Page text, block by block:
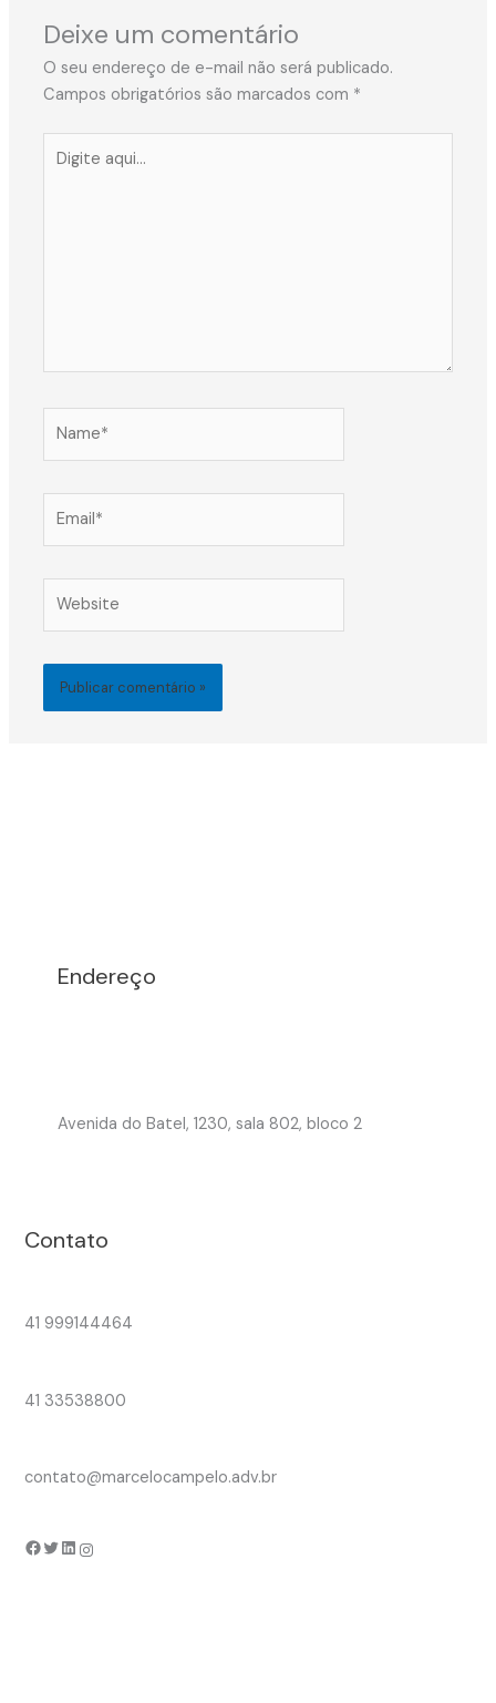
Deixe um comentário
O seu endereço de e-mail não será publicado.
Campos obrigatórios são marcados com *
aqui...
Endereço
Avenida do Batel, 1230, sala 802, bloco 2
Contato
41 999144464
41 33538800
contato@marcelocampelo.adv.br